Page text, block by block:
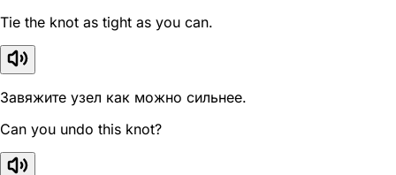
Tie the knot as tight as you can.
Завяжите узел как можно сильнее.
Can you undo this knot?